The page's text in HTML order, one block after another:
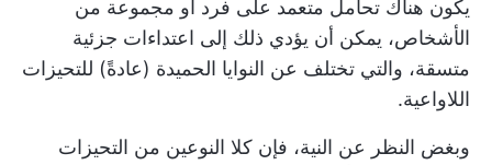
يكون هناك تحامل متعمد على فرد أو مجموعة من
الأشخاص، يمكن أن يؤدي ذلك إلى اعتداءات جزئية
متسقة، والتي تختلف عن النوايا الحميدة (عادةً) للتحيزات
اللاواعية.
وبغض النظر عن النية، فإن كلا النوعين من التحيزات